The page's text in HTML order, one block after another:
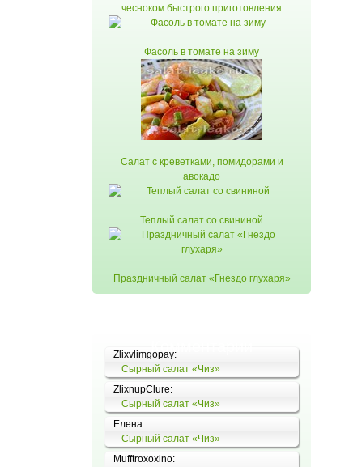
чесноком быстрого приготовления
Фасоль в томате на зиму
Салат с креветками, помидорами и
авокадо
Теплый салат со свининой
Праздничный салат «Гнездо глухаря»
Zlixvlimgopay:
Сырный салат «Чиз»
ZlixnupClure:
Сырный салат «Чиз»
Елена
Сырный салат «Чиз»
Mufftroxoxino: